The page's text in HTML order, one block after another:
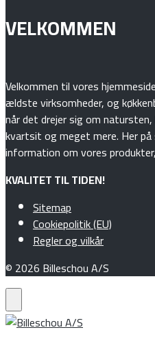
VELKOMMEN
Velkommen til vores
ældste virksomheder, og
når det drejer sig om
kvartsit og meget mere. Her
information om vores
KVALITET TIL TIDEN!
Sitemap
Cookiepolitik (EU)
Regler og vilkår
© 2026 Billeschou A/S